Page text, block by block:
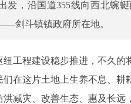
发，沿国道355线向西北蜿
剑斗镇镇政府所在地。
纽工程建设稳步推进，不久
们在这片土地上生养不息、
减灾、改善生态、惠及长远